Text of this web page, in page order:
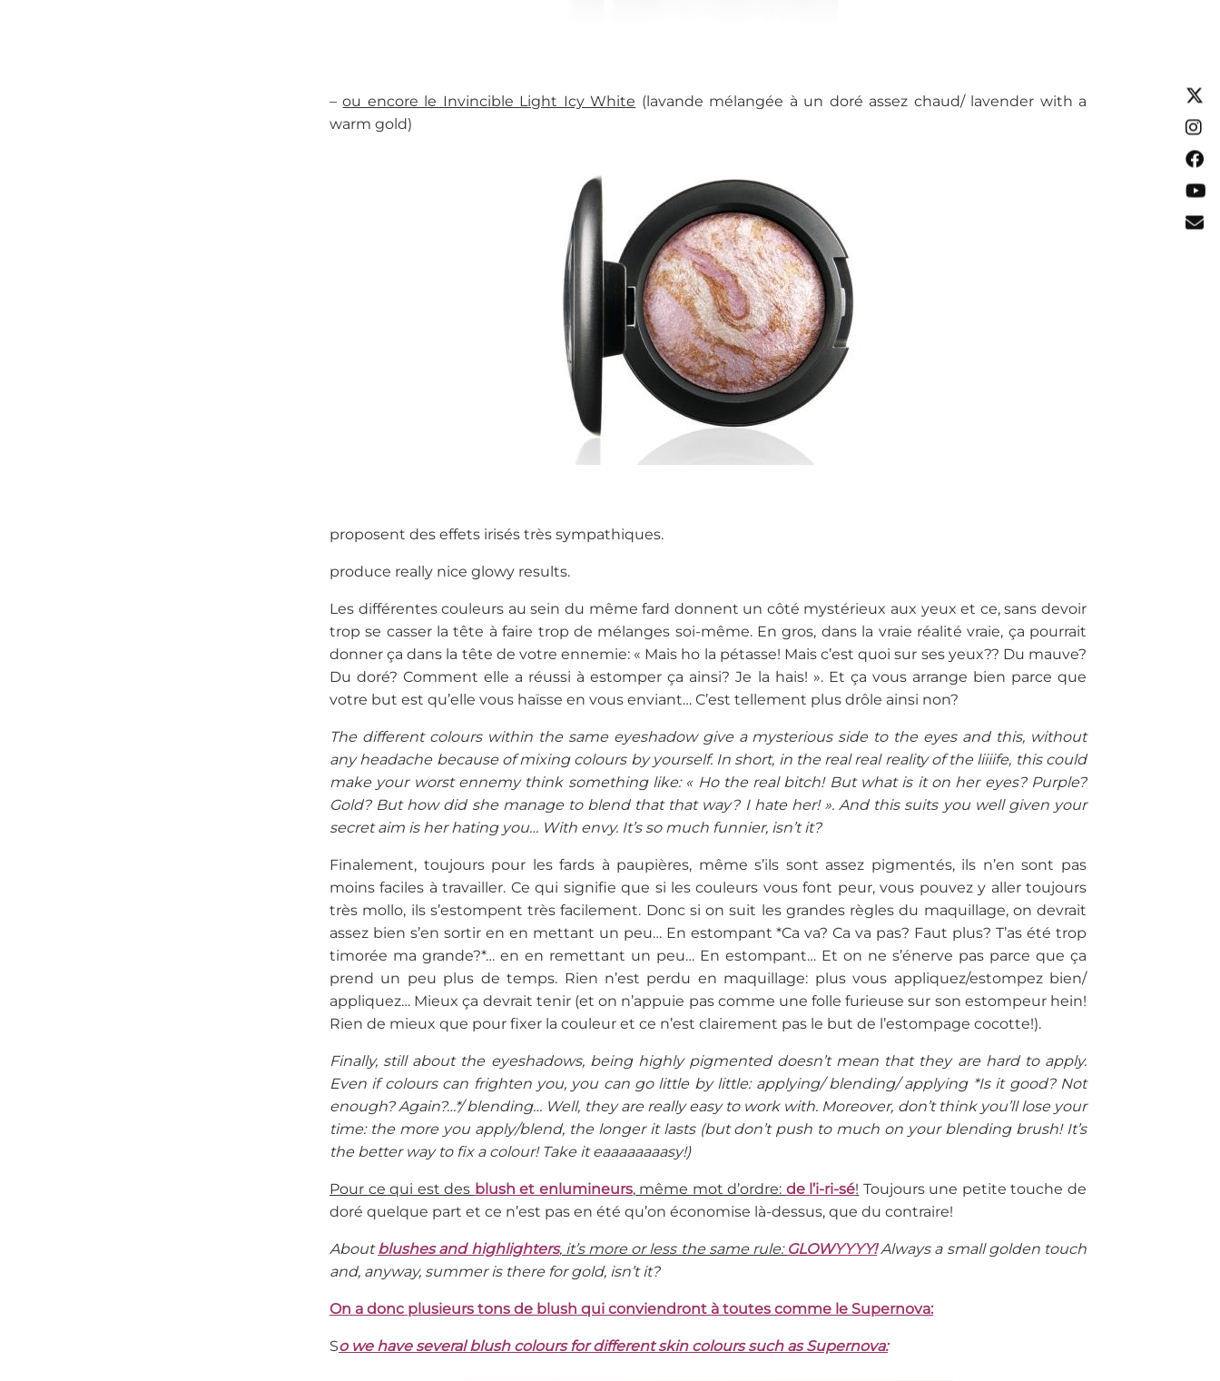
–ou encore le Invincible Light Icy White (lavande mélangée à un doré assez chaud/ lavender with a
warm gold)
proposent des effets irisés très sympathiques.
produce really nice glowy results.
Les différentes couleurs au sein du même fard donnent un côté mystérieux aux yeux et ce, sans devoir
trop se casser la tête à faire trop de mélanges soi-même. En gros, dans la vraie réalité vraie, ça pourrait
donner ça dans la tête de votre ennemie: « Mais ho la pétasse! Mais c’est quoi sur ses yeux?? Du mauve?
Du doré? Comment elle a réussi à estomper ça ainsi? Je la hais! ». Et ça vous arrange bien parce que
votre but est qu’elle vous haïsse en vous enviant… C’est tellement plus drôle ainsi non?
The different colours within the same eyeshadow give a mysterious side to the eyes and this, without
any headache because of mixing colours by yourself. In short, in the real real reality of the liiiife, this could
make your worst ennemy think something like: « Ho the real bitch! But what is it on her eyes? Purple?
Gold? But how did she manage to blend that that way? I hate her! ». And this suits you well given your
secret aim is her hating you… With envy. It’s so much funnier, isn’t it?
Finalement, toujours pour les fards à paupières, même s’ils sont assez pigmentés, ils n’en sont pas
moins faciles à travailler. Ce qui signifie que si les couleurs vous font peur, vous pouvez y aller toujours
très mollo, ils s’estompent très facilement. Donc si on suit les grandes règles du maquillage, on devrait
assez bien s’en sortir en en mettant un peu… En estompant *Ca va? Ca va pas? Faut plus? T’as été trop
timorée ma grande?*… en en remettant un peu… En estompant… Et on ne s’énerve pas parce que ça
prend un peu plus de temps. Rien n’est perdu en maquillage: plus vous appliquez/estompez bien/
appliquez… Mieux ça devrait tenir (et on n’appuie pas comme une folle furieuse sur son estompeur hein!
Rien de mieux que pour fixer la couleur et ce n’est clairement pas le but de l’estompage cocotte!).
Finally, still about the eyeshadows, being highly pigmented doesn’t mean that they are hard to apply.
Even if colours can frighten you, you can go little by little: applying/ blending/ applying *Is it good? Not
enough? Again?…*/ blending… Well, they are really easy to work with. Moreover, don’t think you’ll lose your
time: the more you apply/blend, the longer it lasts (but don’t push to much on your blending brush! It’s
the better way to fix a colour! Take it eaaaaaaaasy!)
Pour ce qui est des blush et enlumineurs, même mot d’ordre: de l’i-ri-sé! Toujours une petite touche de
doré quelque part et ce n’est pas en été qu’on économise là-dessus, que du contraire!
Aboutblushes and highlighters, it’s more or less the same rule: GLOWYYYY!Always a small golden touch
and, anyway, summer is there for gold, isn’t it?
On a donc plusieurs tons de blush qui conviendront à toutes comme le Supernova:
So we have several blush colours for different skin colours such as Supernova: